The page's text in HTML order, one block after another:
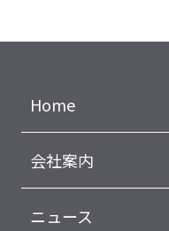
Home
会社案内
ニュース